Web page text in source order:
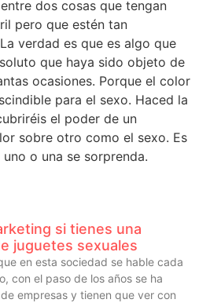
dos cosas que tengan
pero que estén tan
verdad es que es algo que
que haya sido objeto de
ocasiones. Porque el color
para el sexo. Haced la
el poder de un
sobre otro como el sexo. Es
o una se sorprenda.
si tienes una
juguetes sexuales
en esta sociedad se hable cada
con el paso de los años se ha
empresas y tienen que ver con